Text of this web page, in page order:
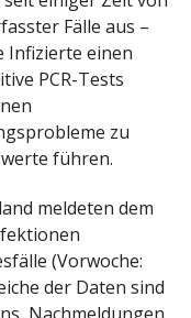
Fälle aus –
Infizierte einen
PCR-Tests
zu
führen.
meldeten dem
(Vorwoche:
der Daten sind